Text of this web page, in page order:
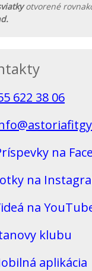
otvorené
622 38 06
na
na
na
klubu
aplikácia